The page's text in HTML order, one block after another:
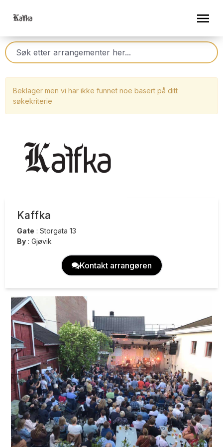
Beklager men vi har ikke funnet noe basert på ditt
søkekriterie
Kaffka
Gate : Storgata 13
By : Gjøvik
Kontakt arrangøren